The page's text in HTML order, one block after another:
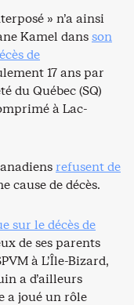
» n’a ainsi
Kamel dansson
de
17 ans par
du Québec (SQ)
à Lac-
refusent de
cause de décès.
sur le décès de
de ses parents
à L’Île-Bizard,
a d’ailleurs
a joué un rôle